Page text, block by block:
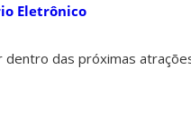
Eletrônico
dentro das próximas